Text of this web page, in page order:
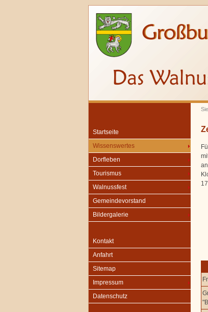
Startseite
Wissenswertes
Dorfleben
Tourismus
Walnussfest
Gemeindevorstand
Bildergalerie
Kontakt
Anfahrt
Sitemap
Impressum
Datenschutz